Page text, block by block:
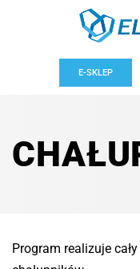
E-SKLEP
Program realizuje